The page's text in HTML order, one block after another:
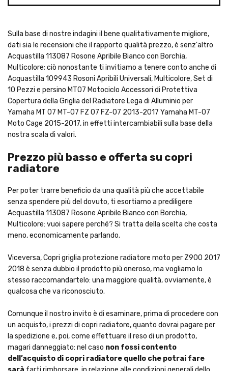
Sulla base di nostre indagini il bene qualitativamente migliore,
dati sia le recensioni che il rapporto qualità prezzo, è senz'altro
Acquastilla 113087 Rosone Apribile Bianco con Borchia,
Multicolore; ciò nonostante ti invitiamo a tenere conto anche di
Acquastilla 109943 Rosoni Apribili Universali, Multicolore, Set di
10 Pezzi e persino MT07 Motociclo Accessori di Protettiva
Copertura della Griglia del Radiatore Lega di Alluminio per
Yamaha MT 07 MT-07 FZ 07 FZ-07 2013-2017 Yamaha MT-07
Moto Cage 2015-2017, in effetti intercambiabili sulla base della
nostra scala di valori.
Prezzo più basso e offerta su copri
radiatore
Per poter trarre beneficio da una qualità più che accettabile
senza spendere più del dovuto, ti esortiamo a prediligere
Acquastilla 113087 Rosone Apribile Bianco con Borchia,
Multicolore: vuoi sapere perché? Si tratta della scelta che costa
meno, economicamente parlando.
Viceversa, Copri griglia protezione radiatore moto per Z900 2017
2018 è senza dubbio il prodotto più oneroso, ma vogliamo lo
stesso raccomandartelo: una maggiore qualità, ovviamente, è
qualcosa che va riconosciuto.
Comunque il nostro invito è di esaminare, prima di procedere con
un acquisto, i prezzi di copri radiatore, quanto dovrai pagare per
la spedizione e, poi, come effettuare il reso di un prodotto,
magari danneggiato: nel caso non fossi contento
dell’acquisto di copri radiatore quello che potrai fare